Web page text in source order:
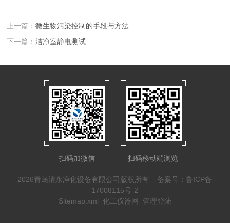
上一篇：微生物污染控制的手段与方法
下一篇：洁净室静电测试
扫码加微信 扫码移动端浏览
2026青岛清永净化设备有限公司版权所有 备案号：鲁ICP备
17008115号-2
Sitemap.xml 化工仪器网 管理登陆